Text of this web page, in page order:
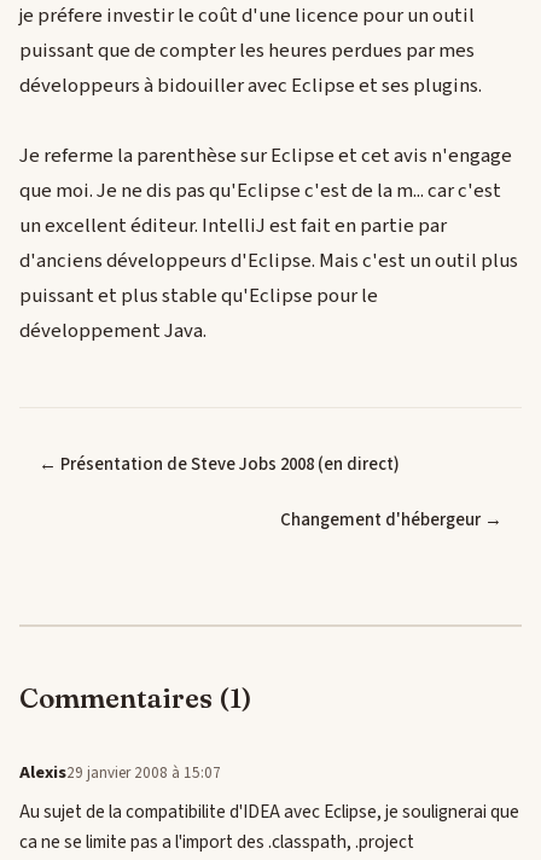
je préfere investir le coût d'une licence pour un outil
puissant que de compter les heures perdues par mes
développeurs à bidouiller avec Eclipse et ses plugins.
Je referme la parenthèse sur Eclipse et cet avis n'engage
que moi. Je ne dis pas qu'Eclipse c'est de la m... car c'est
un excellent éditeur. IntelliJ est fait en partie par
d'anciens développeurs d'Eclipse. Mais c'est un outil plus
puissant et plus stable qu'Eclipse pour le
développement Java.
← Présentation de Steve Jobs 2008 (en direct)
Changement d'hébergeur →
Commentaires (1)
Alexis29 janvier 2008 à 15:07
Au sujet de la compatibilite d'IDEA avec Eclipse, je soulignerai que
ca ne se limite pas a l'import des .classpath, .project